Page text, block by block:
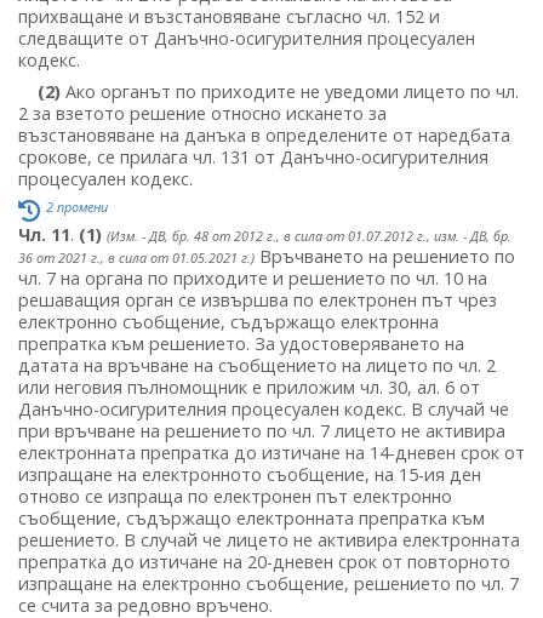
прихващане и възстановяване съгласно чл. 152 и
следващите от Данъчно-осигурителния процесуален
кодекс.
(2) Ако органът по приходите не уведоми лицето по чл.
2 за взетото решение относно искането за
възстановяване на данъка в определените от наредбата
срокове, се прилага чл. 131 от Данъчно-осигурителния
процесуален кодекс.
2 промени
Чл. 11. (1) (Изм. - ДВ, бр. 48 от 2012 г., в сила от 01.07.2012 г., изм. - ДВ, бр.
36 от 2021 г., в сила от 01.05.2021 г.) Връчването на решението по
чл. 7 на органа по приходите и решението по чл. 10 на
решаващия орган се извършва по електронен път чрез
електронно съобщение, съдържащо електронна
препратка към решението. За удостоверяването на
датата на връчване на съобщението на лицето по чл. 2
или неговия пълномощник е приложим чл. 30, ал. 6 от
Данъчно-осигурителния процесуален кодекс. В случай че
при връчване на решението по чл. 7 лицето не активира
електронната препратка до изтичане на 14-дневен срок от
изпращане на електронното съобщение, на 15-ия ден
отново се изпраща по електронен път електронно
съобщение, съдържащо електронната препратка към
решението. В случай че лицето не активира електронната
препратка до изтичане на 20-дневен срок от повторното
изпращане на електронно съобщение, решението по чл. 7
се счита за редовно връчено.